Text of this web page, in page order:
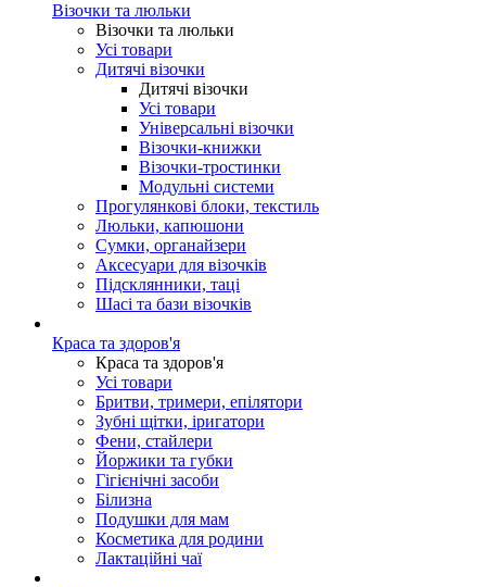
Візочки та люльки
Візочки та люльки
Усі товари
Дитячі візочки
Дитячі візочки
Усі товари
Універсальні візочки
Візочки-книжки
Візочки-тростинки
Модульні системи
Прогулянкові блоки, текстиль
Люльки, капюшони
Сумки, органайзери
Аксесуари для візочків
Підсклянники, таці
Шасі та бази візочків
Краса та здоров'я
Краса та здоров'я
Усі товари
Бритви, тримери, епілятори
Зубні щітки, іригатори
Фени, стайлери
Йоржики та губки
Гігієнічні засоби
Білизна
Подушки для мам
Косметика для родини
Лактаційні чаї